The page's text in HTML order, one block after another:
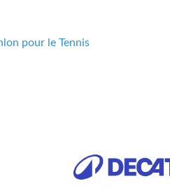
pour le Tennis